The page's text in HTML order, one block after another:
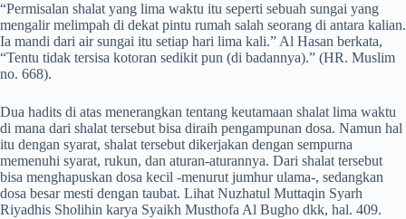
“Permisalan shalat yang lima waktu itu seperti sebuah sungai yang
mengalir melimpah di dekat pintu rumah salah seorang di antara kalian.
Ia mandi dari air sungai itu setiap hari lima kali.” Al Hasan berkata,
“Tentu tidak tersisa kotoran sedikit pun (di badannya).” (HR. Muslim
no. 668).
Dua hadits di atas menerangkan tentang keutamaan shalat lima waktu
di mana dari shalat tersebut bisa diraih pengampunan dosa. Namun hal
itu dengan syarat, shalat tersebut dikerjakan dengan sempurna
memenuhi syarat, rukun, dan aturan-aturannya. Dari shalat tersebut
bisa menghapuskan dosa kecil -menurut jumhur ulama-, sedangkan
dosa besar mesti dengan taubat. Lihat Nuzhatul Muttaqin Syarh
Riyadhis Sholihin karya Syaikh Musthofa Al Bugho dkk, hal. 409.